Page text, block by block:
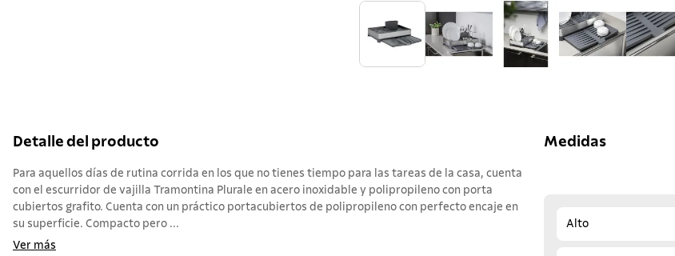
Detalle del producto
Para aquellos días de rutina corrida en los que no tienes tiempo para las tareas de la casa, cuenta
con el escurridor de vajilla Tramontina Plurale en acero inoxidable y polipropileno con porta
cubiertos grafito. Cuenta con un práctico portacubiertos de polipropileno con perfecto encaje en
su superficie. Compacto pero ...
Ver más
Medidas
Alto